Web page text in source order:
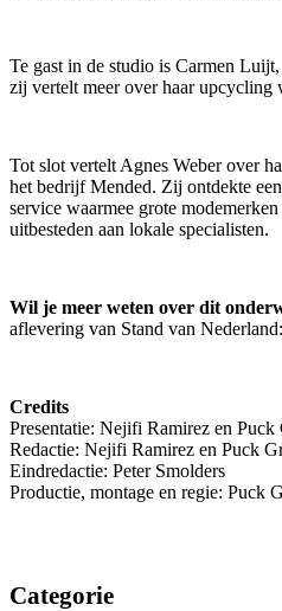
Te gast in de studio is Carmen
zij vertelt meer over haar upcycling
Tot slot vertelt Agnes Weber over
het bedrijf Mended. Zij ontdekte
service waarmee grote
uitbesteden aan lokale specialisten.
Wil je meer weten over dit
aflevering van Stand van Nederland:
Credits
Presentatie: Nejifi Ramirez en Puck
Redactie: Nejifi Ramirez en Puck
Eindredactie: Peter Smolders
Productie, montage en regie: Puck
Categorie